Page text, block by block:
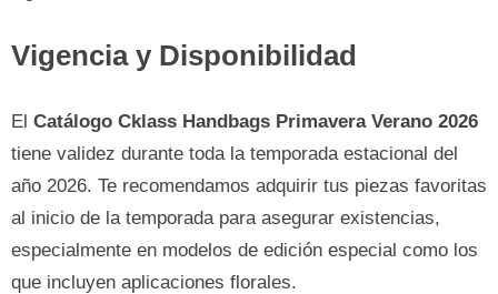
Vigencia y Disponibilidad
El Catálogo Cklass Handbags Primavera Verano 2026
tiene validez durante toda la temporada estacional del
año 2026. Te recomendamos adquirir tus piezas favoritas
al inicio de la temporada para asegurar existencias,
especialmente en modelos de edición especial como los
que incluyen aplicaciones florales.